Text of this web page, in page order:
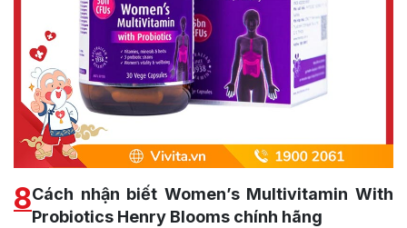
8Cách nhận biết Women’s Multivitamin With
Probiotics Henry Blooms chính hãng